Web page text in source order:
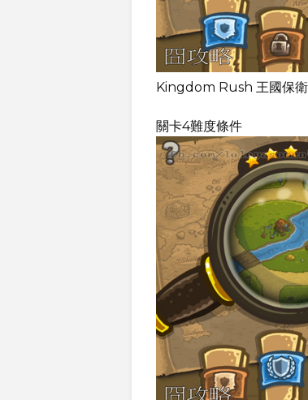
Kingdom Rush 王國保
關卡4難度條件